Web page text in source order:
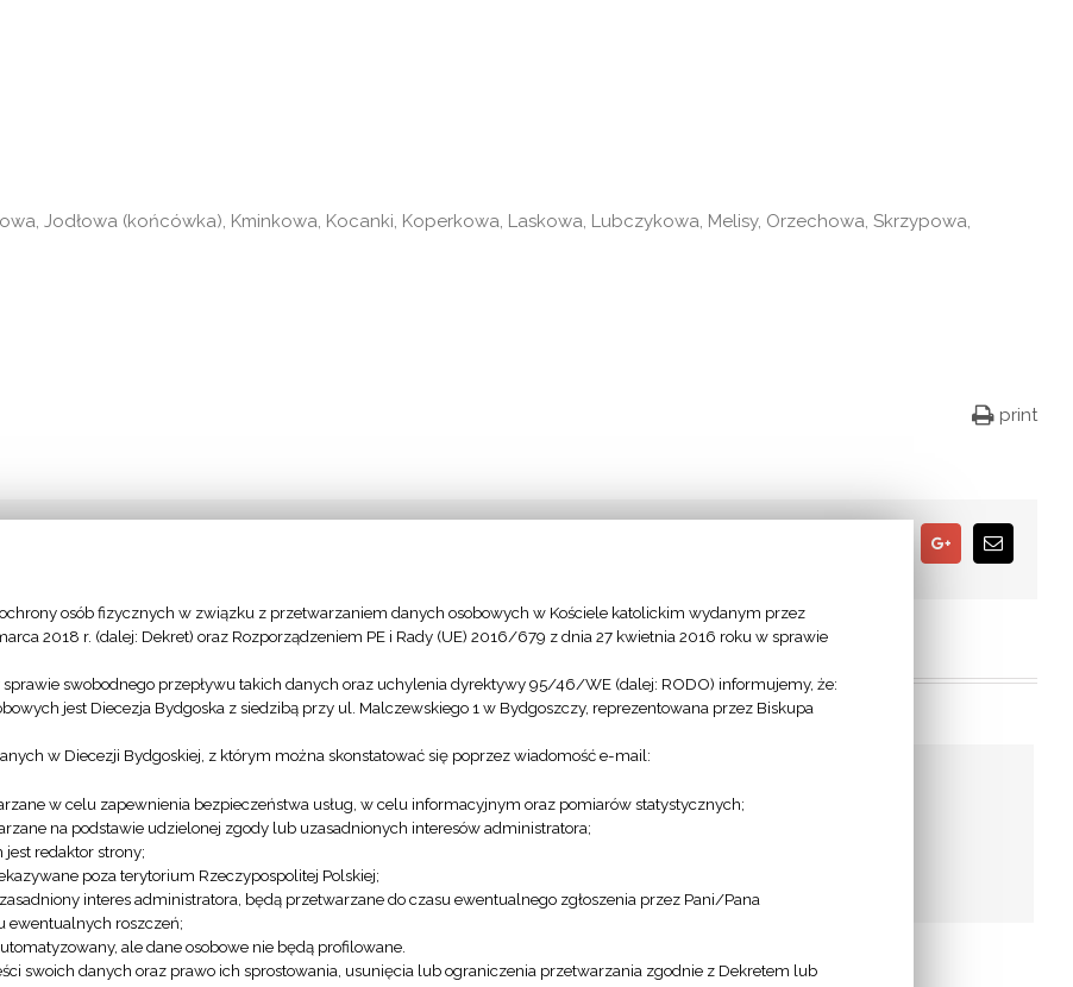
Jodłowa (końcówka), Kminkowa, Kocanki, Koperkowa, Laskowa, Lubczykowa, Melisy, Orzechowa, Skrzypowa,
print
TwitterGoogle+Email
Parafia
Maryi
św. Andrzeja Boboli
Białe Błota – Parafia
osób fizycznych w związku z przetwarzaniem danych osobowych w Kościele katolickim wydanym przez
2018 r. (dalej: Dekret) oraz Rozporządzeniem PE i Rady (UE) 2016/679 z dnia 27 kwietnia 2016 roku w sprawie
swobodnego przepływu takich danych oraz uchylenia dyrektywy 95/46/WE (dalej: RODO) informujemy, że:
jest Diecezja Bydgoska z siedzibą przy ul. Malczewskiego 1 w Bydgoszczy, reprezentowana przez Biskupa
w Diecezji Bydgoskiej, z którym można skonstatować się poprzez wiadomość e-mail:
w celu zapewnienia bezpieczeństwa usług, w celu informacyjnym oraz pomiarów statystycznych;
na podstawie udzielonej zgody lub uzasadnionych interesów administratora;
redaktor strony;
poza terytorium Rzeczypospolitej Polskiej;
interes administratora, będą przetwarzane do czasu ewentualnego zgłoszenia przez Pani/Pana
ewentualnych roszczeń;
ale dane osobowe nie będą profilowane.
swoich danych oraz prawo ich sprostowania, usunięcia lub ograniczenia przetwarzania zgodnie z Dekretem lub